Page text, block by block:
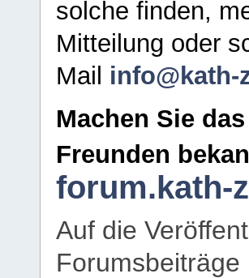
solche finden,
Mitteilung oder
Mail info@kath-
Machen Sie
Freunden
forum.kath-
Auf die